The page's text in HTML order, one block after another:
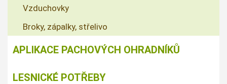
Vzduchovky
Broky, zápalky, střelivo
APLIKACE PACHOVÝCH OHRADNÍKŮ
LESNICKÉ POTŘEBY